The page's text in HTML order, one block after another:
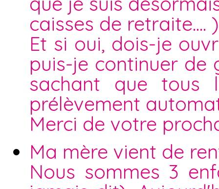
caisses de retraite....
Et si oui, dois-je
puis-je continuer de
sachant que tous
prélèvement
Merci de votre
Ma mère vient de
Nous sommes 3